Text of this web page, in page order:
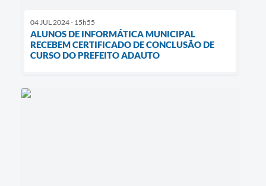
04 JUL 2024 - 15h55
ALUNOS DE INFORMÁTICA MUNICIPAL
RECEBEM CERTIFICADO DE CONCLUSÃO DE
CURSO DO PREFEITO ADAUTO